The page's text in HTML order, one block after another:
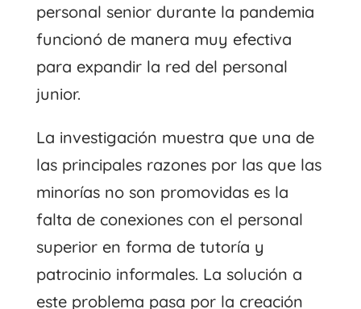
personal senior durante la pandemia
funcionó de manera muy efectiva
para expandir la red del personal
junior.
La investigación muestra que una de
las principales razones por las que las
minorías no son promovidas es la
falta de conexiones con el personal
superior en forma de tutoría y
patrocinio informales. La solución a
este problema pasa por la creación